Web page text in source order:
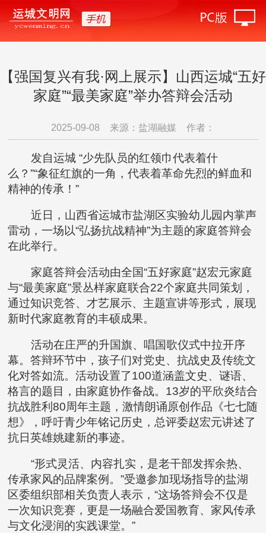
【强国复兴有我·网上展示】山西运城“五好
家庭”“最美家庭”举办答辩会活动
2025-09-08 来源：盐湖融媒 作者：
发自运城 “少先队员的红领巾代表着什
么？”“象征红旗的一角，代表着革命先烈的鲜血和
精神的传承！”
近日，山西省运城市盐湖区实验幼儿园内掌声
雷动，一场以“弘扬抗战精神”为主题的家庭答辩会
在此举行。
家庭答辩会活动由全国“五好家庭”赵宏元家庭
与“最美家庭”景丛样家庭联合22个家庭共同策划，
通过知识竞答、才艺展示、主题宣讲等形式，展现
新时代家庭教育的丰硕成果。
活动在庄严的升国旗、唱国歌仪式中拉开序
幕。答辩环节中，孩子们对党史、抗战史及传统文
化对答如流。活动设置了100道涵盖文史、谜语、
格言的题目，由家庭协作备战。13岁的平欣炎结合
抗战胜利80周年主题，激情朗诵原创作品《七七随
想》，呼吁青少年铭记历史，总评委赵宏元讲述了
抗日英雄姚建新的事迹。
“形式灵活、内容扎实，是老干部发挥余热、
传承家风的品牌案例。”受邀参加现场指导的盐湖
区委组织部相关负责人表示，“这场答辩会不仅是
一次知识竞赛，更是一场融合爱国教育、家风传承
与文化浸润的实践课堂。”